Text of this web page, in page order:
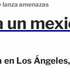
lanza amenazas
Los